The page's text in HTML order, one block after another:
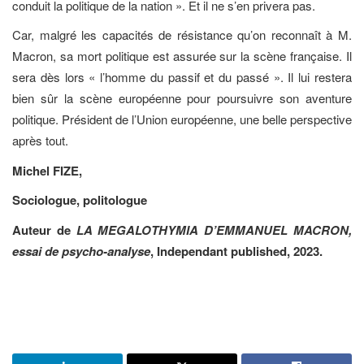
conduit la politique de la nation ». Et il ne s’en privera pas.
Car, malgré les capacités de résistance qu’on reconnaît à M.
Macron, sa mort politique est assurée sur la scène française. Il
sera dès lors « l’homme du passif et du passé ». Il lui restera
bien sûr la scène européenne pour poursuivre son aventure
politique. Président de l’Union européenne, une belle perspective
après tout.
Michel FIZE,
Sociologue, politologue
Auteur de LA MEGALOTHYMIA D’EMMANUEL MACRON,
essai de psycho-analyse, Independant published, 2023.